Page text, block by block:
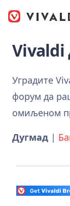
Vivaldi
Уградите
форум да
омиљеном
Дугмад |